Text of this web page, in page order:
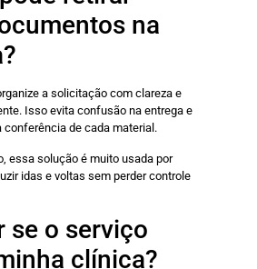
na
a solicitação com clareza e
Isso evita confusão na entrega e
conferência de cada material.
essa solução é muito usada por
idas e voltas sem perder controle
se o serviço
clínica?